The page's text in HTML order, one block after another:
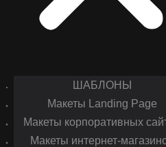
ШАБЛОНЫ
Макеты Landing Page
Макеты корпоративных
Макеты интернет-